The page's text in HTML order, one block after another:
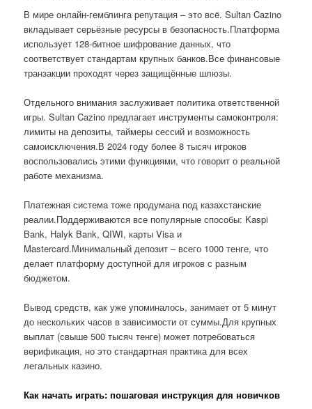
В мире онлайн-гемблинга репутация – это всё. Sultan Cazino
вкладывает серьёзные ресурсы в безопасность.Платформа
использует 128-битное шифрование данных, что
соответствует стандартам крупных банков.Все финансовые
транзакции проходят через защищённые шлюзы.
Отдельного внимания заслуживает политика ответственной
игры. Sultan Cazino предлагает инструменты самоконтроля:
лимиты на депозиты, таймеры сессий и возможность
самоисключения.В 2024 году более 8 тысяч игроков
воспользовались этими функциями, что говорит о реальной
работе механизма.
Платежная система тоже продумана под казахстанские
реалии.Поддерживаются все популярные способы: Kaspi
Bank, Halyk Bank, QIWI, карты Visa и
Mastercard.Минимальный депозит – всего 1000 тенге, что
делает платформу доступной для игроков с разным
бюджетом.
Вывод средств, как уже упоминалось, занимает от 5 минут
до нескольких часов в зависимости от суммы.Для крупных
выплат (свыше 500 тысяч тенге) может потребоваться
верификация, но это стандартная практика для всех
легальных казино.
Как начать играть: пошаговая инструкция для новичков